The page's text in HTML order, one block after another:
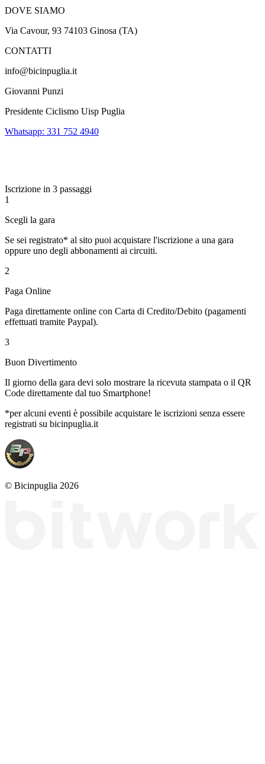
DOVE SIAMO
Via Cavour, 93 74103 Ginosa (TA)
CONTATTI
info@bicinpuglia.it
Giovanni Punzi
Presidente Ciclismo Uisp Puglia
Whatsapp: 331 752 4940
Iscrizione in 3 passaggi
1
Scegli la gara
Se sei registrato* al sito puoi acquistare l'iscrizione a una gara
oppure uno degli abbonamenti ai circuiti.
2
Paga Online
Paga direttamente online con Carta di Credito/Debito (pagamenti
effettuati tramite Paypal).
3
Buon Divertimento
Il giorno della gara devi solo mostrare la ricevuta stampata o il QR
Code direttamente dal tuo Smartphone!
*per alcuni eventi è possibile acquistare le iscrizioni senza essere
registrati su bicinpuglia.it
© Bicinpuglia 2026